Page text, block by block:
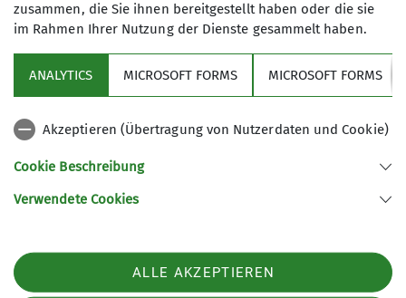
Partner
Service
67663 Kaiserslautern
Telefon +4963189291537
zusammen, die Sie ihnen bereitgestellt haben oder die sie
im Rahmen Ihrer Nutzung der Dienste gesammelt haben.
ANALYTICS MICROSOFT FORMS MICROSOFT FORMS
Akzeptieren (Übertragung von Nutzerdaten und Cookie)
Cookie Beschreibung
Verwendete Cookies
ALLE AKZEPTIEREN